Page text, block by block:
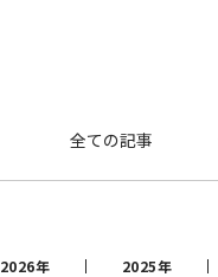
全ての記事
2026年 2025年